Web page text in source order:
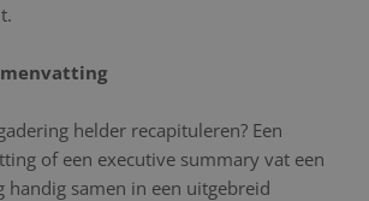
helder recapituleren? Een
of een executive summary vat een
handig samen in een uitgebreid